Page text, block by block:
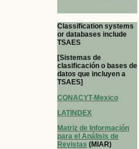
Classification systems
or databases include
TSAES
[Sistemas de
clasificación o bases de
datos que incluyen a
TSAES]
CONACYT-Mexico
LATINDEX
Matriz de Información
para el Análisis de
Revistas (MIAR)